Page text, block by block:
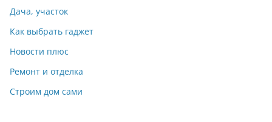
Дача, участок
Как выбрать гаджет
Новости плюс
Ремонт и отделка
Строим дом сами